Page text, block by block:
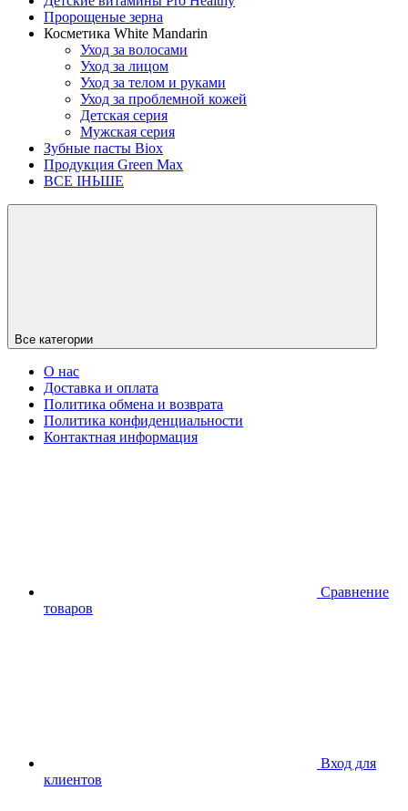
Пророщеные зерна
Косметика White Mandarin
Уход за волосами
Уход за лицом
Уход за телом и руками
Уход за проблемной кожей
Детская серия
Мужская серия
Зубные пасты Biox
Продукция Green Max
ВСЕ ІНЬШЕ
Все категории
О нас
Доставка и оплата
Политика обмена и возврата
Политика конфиденциальности
Контактная информация
Сравнение
товаров
Вход для
клиентов